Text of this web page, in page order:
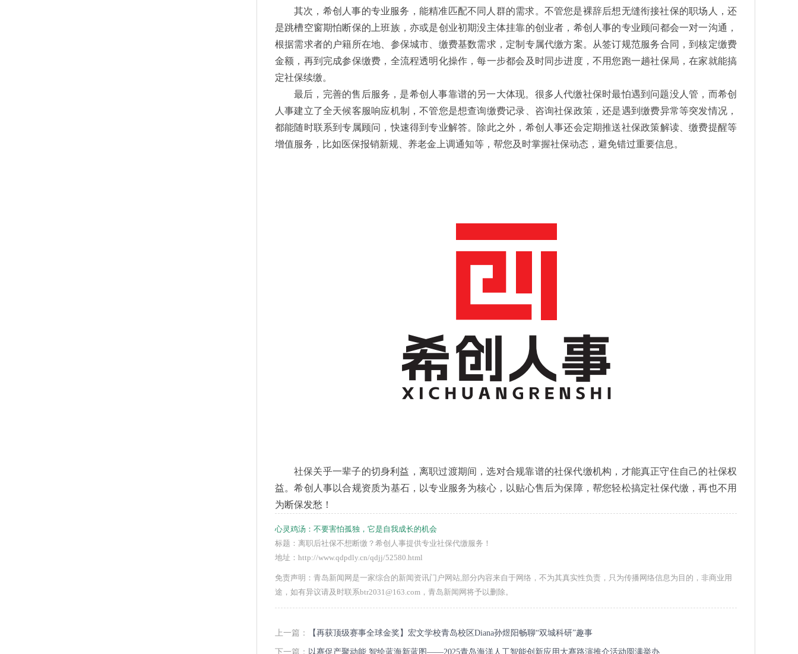
其次，希创人事的专业服务，能精准匹配不同人群的需求。不管您是裸辞后想无缝衔接社保的职场人，还
是跳槽空窗期怕断保的上班族，亦或是创业初期没主体挂靠的创业者，希创人事的专业顾问都会一对一沟通，
根据需求者的户籍所在地、参保城市、缴费基数需求，定制专属代缴方案。从签订规范服务合同，到核定缴费
金额，再到完成参保缴费，全流程透明化操作，每一步都会及时同步进度，不用您跑一趟社保局，在家就能搞
定社保续缴。
最后，完善的售后服务，是希创人事靠谱的另一大体现。很多人代缴社保时最怕遇到问题没人管，而希创
人事建立了全天候客服响应机制，不管您是想查询缴费记录、咨询社保政策，还是遇到缴费异常等突发情况，
都能随时联系到专属顾问，快速得到专业解答。除此之外，希创人事还会定期推送社保政策解读、缴费提醒等
增值服务，比如医保报销新规、养老金上调通知等，帮您及时掌握社保动态，避免错过重要信息。
社保关乎一辈子的切身利益，离职过渡期间，选对合规靠谱的社保代缴机构，才能真正守住自己的社保权
益。希创人事以合规资质为基石，以专业服务为核心，以贴心售后为保障，帮您轻松搞定社保代缴，再也不用
为断保发愁！
心灵鸡汤： 不要害怕孤独，它是自我成长的机会
标题：离职后社保不想断缴？希创人事提供专业社保代缴服务！
地址：http://www.qdpdly.cn/qdjj/52580.html
免责声明：青岛新闻网是一家综合的新闻资讯门户网站,部分内容来自于网络，不为其真实性负责，只为传播网络信息为目的，非商业用
途，如有异议请及时联系btr2031@163.com，青岛新闻网将予以删除。
上一篇： 【再获顶级赛事全球金奖】宏文学校青岛校区Diana孙煜阳畅聊“双城科研”趣事
下一篇： 以赛促产聚动能 智绘蓝海新蓝图——2025青岛海洋人工智能创新应用大赛路演推介活动圆满举办